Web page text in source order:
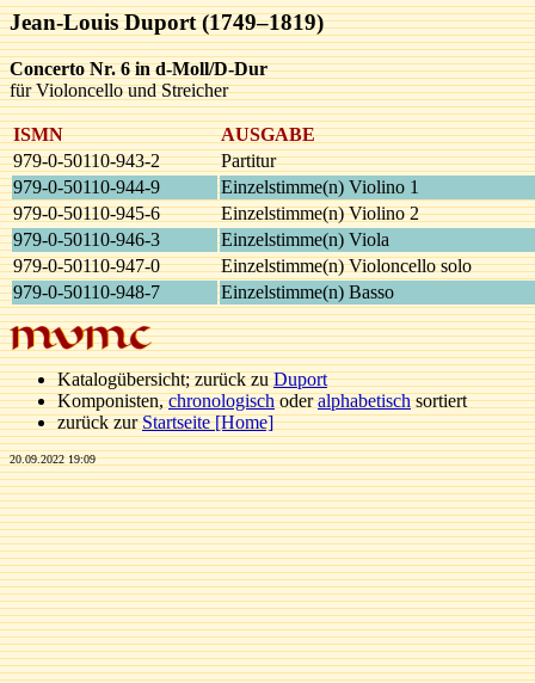
Jean-Louis Duport (1749–1819)
Concerto Nr. 6 in d-Moll/D-Dur
für Violoncello und Streicher
ISMN
AUSGABE
979-0-50110-943-2
Partitur
979-0-50110-944-9
Einzelstimme(n) Violino 1
979-0-50110-945-6
Einzelstimme(n) Violino 2
979-0-50110-946-3
Einzelstimme(n) Viola
979-0-50110-947-0
Einzelstimme(n) Violoncello solo
979-0-50110-948-7
Einzelstimme(n) Basso
Katalogübersicht; zurück zuDuport
Komponisten,chronologischoderalphabetischsortiert
zurück zurStartseite [Home]
20.09.2022 19:09